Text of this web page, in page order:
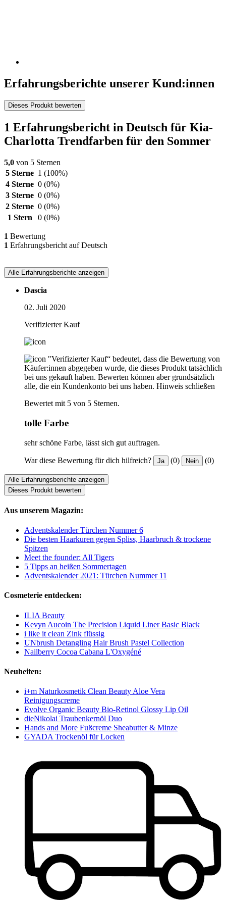
Erfahrungsberichte unserer Kund:innen
Dieses Produkt bewerten
1 Erfahrungsbericht in Deutsch für Kia-
Charlotta Trendfarben für den Sommer
5,0 von 5 Sternen
5 Sterne 1 (100%)
4 Sterne 0 (0%)
3 Sterne 0 (0%)
2 Sterne 0 (0%)
1 Stern
0 (0%)
1 Bewertung
1 Erfahrungsbericht auf Deutsch
Alle Erfahrungsberichte anzeigen
Dascia
02. Juli 2020
Verifizierter Kauf
"Verifizierter Kauf“ bedeutet, dass die Bewertung von
Käufer:innen abgegeben wurde, die dieses Produkt tatsächlich
bei uns gekauft haben. Bewerten können aber grundsätzlich
alle, die ein Kundenkonto bei uns haben. Hinweis schließen
Bewertet mit 5 von 5 Sternen.
tolle Farbe
sehr schöne Farbe, lässt sich gut auftragen.
War diese Bewertung für dich hilfreich? Ja (0) Nein (0)
Alle Erfahrungsberichte anzeigen
Dieses Produkt bewerten
Aus unserem Magazin:
Adventskalender Türchen Nummer 6
Die besten Haarkuren gegen Spliss, Haarbruch & trockene
Spitzen
Meet the founder: All Tigers
5 Tipps an heißen Sommertagen
Adventskalender 2021: Türchen Nummer 11
Cosmeterie entdecken:
ILIA Beauty
Kevyn Aucoin The Precision Liquid Liner Basic Black
i like it clean Zink flüssig
UNbrush Detangling Hair Brush Pastel Collection
Nailberry Cocoa Cabana L'Oxygéné
Neuheiten:
i+m Naturkosmetik Clean Beauty Aloe Vera
Reinigungscreme
Evolve Organic Beauty Bio-Retinol Glossy Lip Oil
dieNikolai Traubenkernöl Duo
Hands and More Fußcreme Sheabutter & Minze
GYADA Trockenöl für Locken